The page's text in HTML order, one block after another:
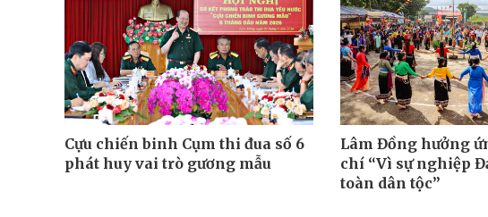
Cựu chiến binh Cụm thi đua số 6
phát huy vai trò gương mẫu
Lâm Đồng hưởng
chí “Vì sự nghiệp
toàn dân tộc”